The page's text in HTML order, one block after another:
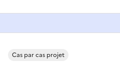
Cas par cas projet